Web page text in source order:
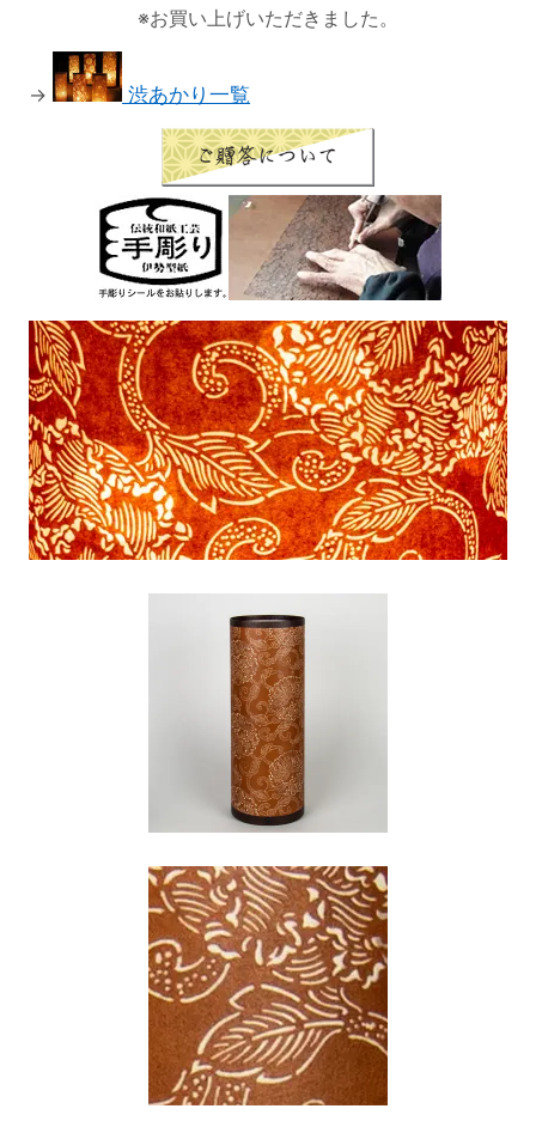
※お買い上げいただきました。
→ 渋あかり一覧